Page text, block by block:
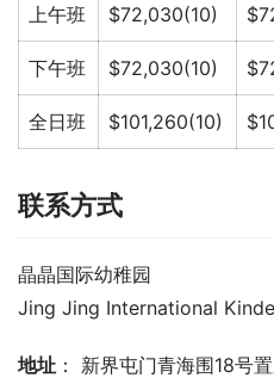
上午班 $72,030(10)
下午班 $72,030(10)
全日班 $101,260(10)
联系方式
晶晶国际幼稚园
Jing Jing International
地址 ： 新界屯门青海围18号